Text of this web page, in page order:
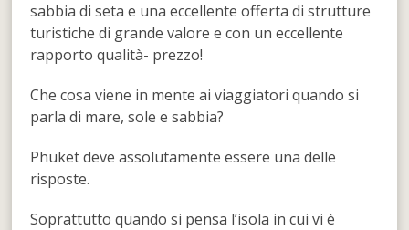
sabbia di seta e una eccellente offerta di strutture
turistiche di grande valore e con un eccellente
rapporto qualità- prezzo!
Che cosa viene in mente ai viaggiatori quando si
parla di mare, sole e sabbia?
Phuket deve assolutamente essere una delle
risposte.
Soprattutto quando si pensa l’isola in cui vi è